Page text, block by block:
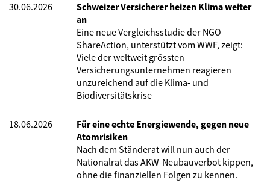
30.06.2026
Schweizer Versicherer heizen Klima weiter
an
Eine neue Vergleichsstudie der NGO
ShareAction, unterstützt vom WWF, zeigt:
Viele der weltweit grössten
Versicherungsunternehmen reagieren
unzureichend auf die Klima- und
Biodiversitätskrise
18.06.2026
Für eine echte Energiewende, gegen neue
Atomrisiken
Nach dem Ständerat will nun auch der
Nationalrat das AKW-Neubauverbot kippen,
ohne die finanziellen Folgen zu kennen.